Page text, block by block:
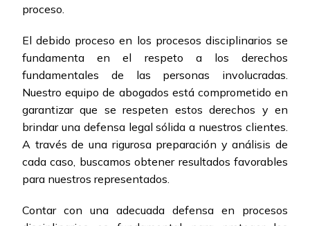
proceso.
El debido proceso en los procesos disciplinarios se
fundamenta en el respeto a los derechos
fundamentales de las personas involucradas.
Nuestro equipo de abogados está comprometido en
garantizar que se respeten estos derechos y en
brindar una defensa legal sólida a nuestros clientes.
A través de una rigurosa preparación y análisis de
cada caso, buscamos obtener resultados favorables
para nuestros representados.
Contar con una adecuada defensa en procesos